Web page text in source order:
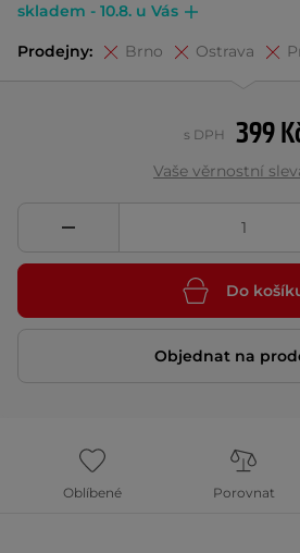
skladem - 10.8. u Vás
Prodejny: Brno Ostrava
399
s DPH
Vaše věrnostní
Do
Objednat na
Oblíbené Porovnat